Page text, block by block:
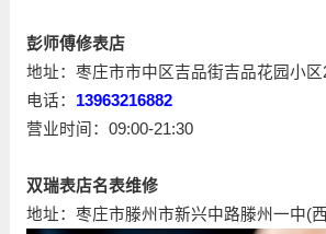
彭师傅修表店
地址：枣庄市市中区吉品街吉品花园小区
电话： 13963216882
营业时间：09:00-21:30
双瑞表店名表维修
地址：枣庄市滕州市新兴中路滕州一中(